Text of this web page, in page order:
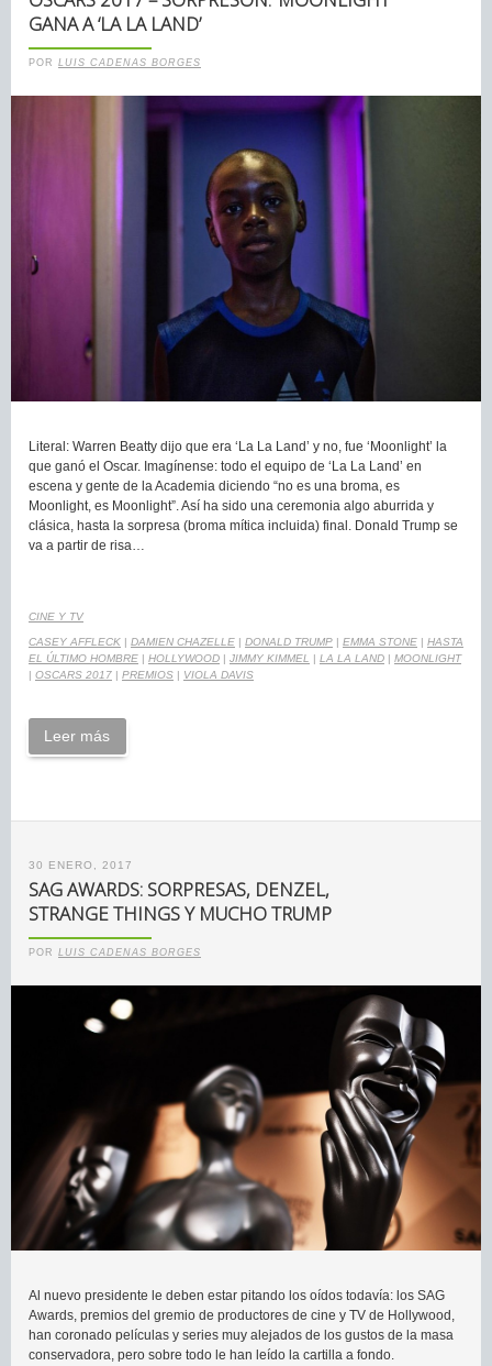
GANA A ‘LA LA LAND’
POR LUIS CADENAS BORGES
Literal: Warren Beatty dijo que era ‘La La Land’ y no, fue ‘Moonlight’ la
que ganó el Oscar. Imagínense: todo el equipo de ‘La La Land’ en
escena y gente de la Academia diciendo “no es una broma, es
Moonlight, es Moonlight”. Así ha sido una ceremonia algo aburrida y
clásica, hasta la sorpresa (broma mítica incluida) final. Donald Trump se
va a partir de risa…
CINE Y TV
CASEY AFFLECK DAMIEN CHAZELLE DONALD TRUMP EMMA STONE
HASTA
EL ÚLTIMO HOMBRE
HOLLYWOOD JIMMY KIMMEL LA LA LAND
MOONLIGHT
OSCARS 2017 PREMIOS VIOLA DAVIS
Leer más
30 ENERO, 2017
SAG AWARDS: SORPRESAS, DENZEL,
STRANGE THINGS Y MUCHO TRUMP
POR LUIS CADENAS BORGES
Al nuevo presidente le deben estar pitando los oídos todavía: los SAG
Awards, premios del gremio de productores de cine y TV de Hollywood,
han coronado películas y series muy alejados de los gustos de la masa
conservadora, pero sobre todo le han leído la cartilla a fondo.